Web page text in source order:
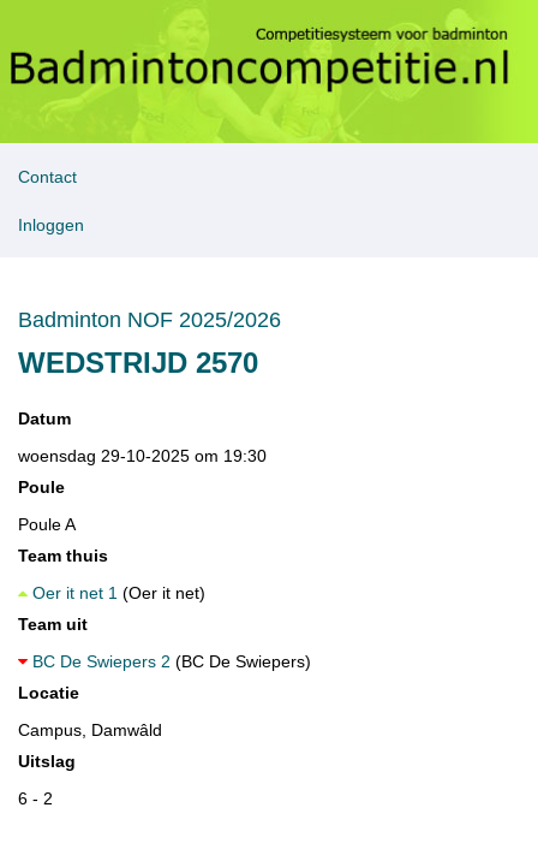
Contact
Inloggen
Badminton NOF 2025/2026
WEDSTRIJD 2570
Datum
woensdag 29-10-2025 om 19:30
Poule
Poule A
Team thuis
Oer it net 1 (Oer it net)
Team uit
BC De Swiepers 2 (BC De Swiepers)
Locatie
Campus, Damwâld
Uitslag
6 - 2